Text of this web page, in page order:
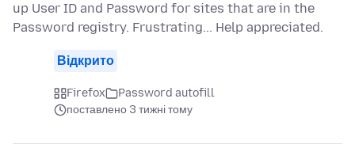
up User ID and Password for sites that are in the
Password registry. Frustrating... Help appreciated.
Відкрито
Firefox
Password autofill
поставлено 3 тижні тому